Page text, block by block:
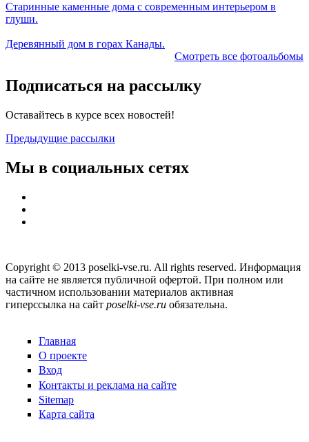
Старинные каменные дома с современным интерьером в
глуши.
Деревянный дом в горах Канады.
Смотреть все фотоальбомы
Подписаться на рассылку
Оставайтесь в курсе всех новостей!
Предыдущие рассылки
Мы в социальных сетях
Copyright © 2013 poselki-vse.ru. All rights reserved. Информация
на сайте не является публичной офертой. При полном или
частичном использовании материалов активная
гиперссылка на сайт poselki-vse.ru​ обязательна.
Главная
О проекте
Вход
Контакты и реклама на сайте
Sitemap
Карта сайта